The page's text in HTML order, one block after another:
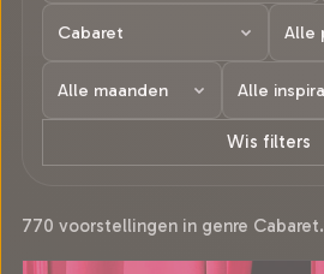
Wis filters
770 voorstellingen in genre Cabaret.